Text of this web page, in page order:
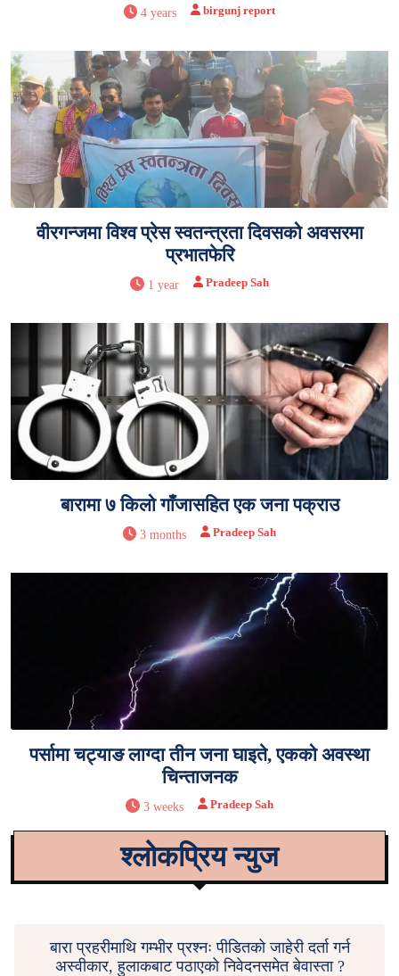
4 years birgunj report
वीरगन्जमा विश्व प्रेस स्वतन्त्रता दिवसको अवसरमा
प्रभातफेरि
1 year Pradeep Sah
बारामा ७ किलो गाँजासहित एक जना पक्राउ
3 months Pradeep Sah
पर्सामा चट्याङ लाग्दा तीन जना घाइते, एकको अवस्था
चिन्ताजनक
3 weeks Pradeep Sah
श्लोकप्रिय न्युज
बारा प्रहरीमाथि गम्भीर प्रश्नः पीडितको जाहेरी दर्ता गर्न
अस्वीकार, हुलाकबाट पठाएको निवेदनसमेत बेवास्ता ?